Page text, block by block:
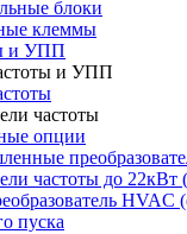
блоки
клеммы
и УПП
и УПП
частоты
опции
частоты до
пуска